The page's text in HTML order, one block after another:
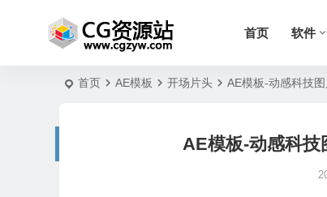
首页 软件
首页 AE模板 开场片头 AE模板-动感科技
AE模板-动感科